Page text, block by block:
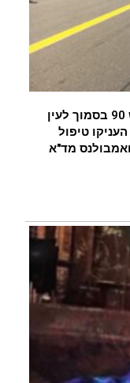
רכב שהתנגש במעקה בטיחות בכביש 90 בסמוך לעין
טיפול
מד"א